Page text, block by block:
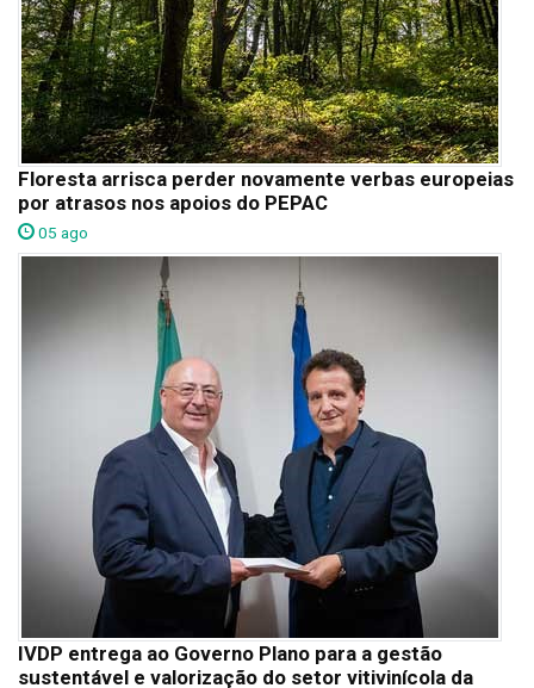
Floresta arrisca perder novamente verbas europeias
por atrasos nos apoios do PEPAC
05 ago
IVDP entrega ao Governo Plano para a gestão
sustentável e valorização do setor vitivinícola da